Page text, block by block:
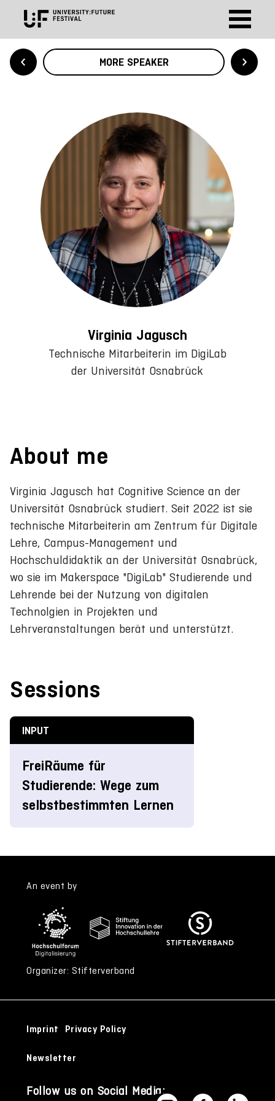
MORE SPEAKER
Virginia Jagusch
Technische Mitarbeiterin im DigiLab
der Universität Osnabrück
About me
Virginia Jagusch hat Cognitive Science an der
Universität Osnabrück studiert. Seit 2022 ist sie
technische Mitarbeiterin am Zentrum für Digitale
Lehre, Campus-Management und
Hochschuldidaktik an der Universität Osnabrück,
wo sie im Makerspace "DigiLab" Studierende und
Lehrende bei der Nutzung von digitalen
Technolgien in Projekten und
Lehrveranstaltungen berät und unterstützt.
Sessions
INPUT
FreiRäume für
Studierende: Wege zum
selbstbestimmten Lernen
An event by
Organizer: Stifterverband
Imprint Privacy Policy
Newsletter
Follow us on Social Media: